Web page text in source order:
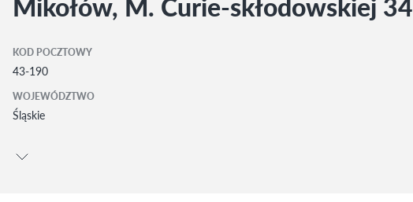
KOD POCZTOWY
43-190
WOJEWÓDZTWO
Śląskie